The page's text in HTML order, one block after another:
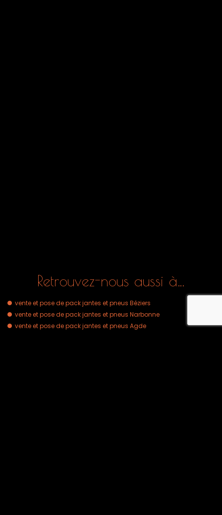
Retrouvez-nous aussi à…
vente et pose de pack jantes et pneus Béziers
vente et pose de pack jantes et pneus Narbonne
vente et pose de pack jantes et pneus Agde